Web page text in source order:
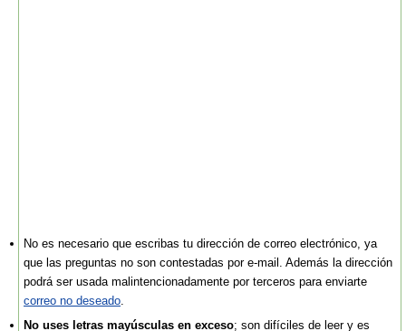
No es necesario que escribas tu dirección de correo electrónico, ya
que las preguntas no son contestadas por e-mail. Además la dirección
podrá ser usada malintencionadamente por terceros para enviarte
correo no deseado
No uses letras mayúsculas en exceso; son difíciles de leer y es